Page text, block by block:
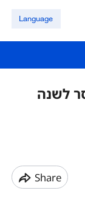
Language
לשנה
Share